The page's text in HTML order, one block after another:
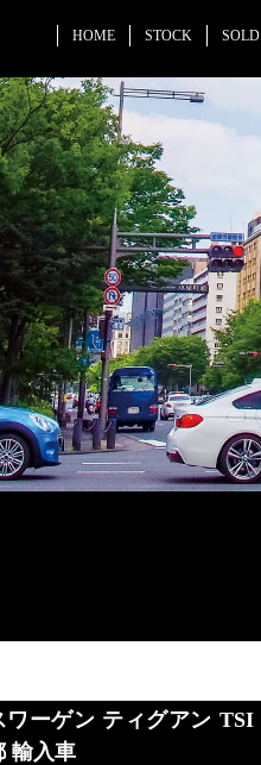
HOME STOCK
ーゲン ティグアン TSI
輸入車